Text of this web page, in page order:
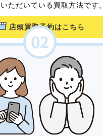
ただいている買取方法です。
店頭買取予約はこちら